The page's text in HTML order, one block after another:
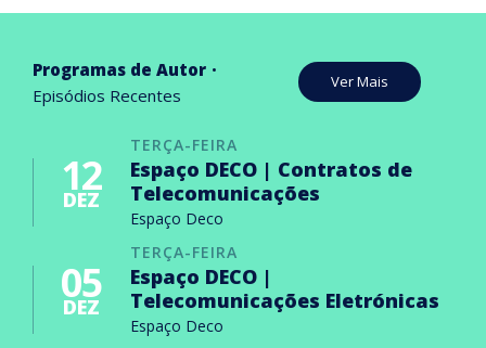
Programas de Autor
Episódios Recentes
Ver Mais
TERÇA-FEIRA
12
DEZ
Espaço DECO | Contratos de
Telecomunicações
Espaço Deco
TERÇA-FEIRA
05
DEZ
Espaço DECO |
Telecomunicações Eletrónicas
Espaço Deco